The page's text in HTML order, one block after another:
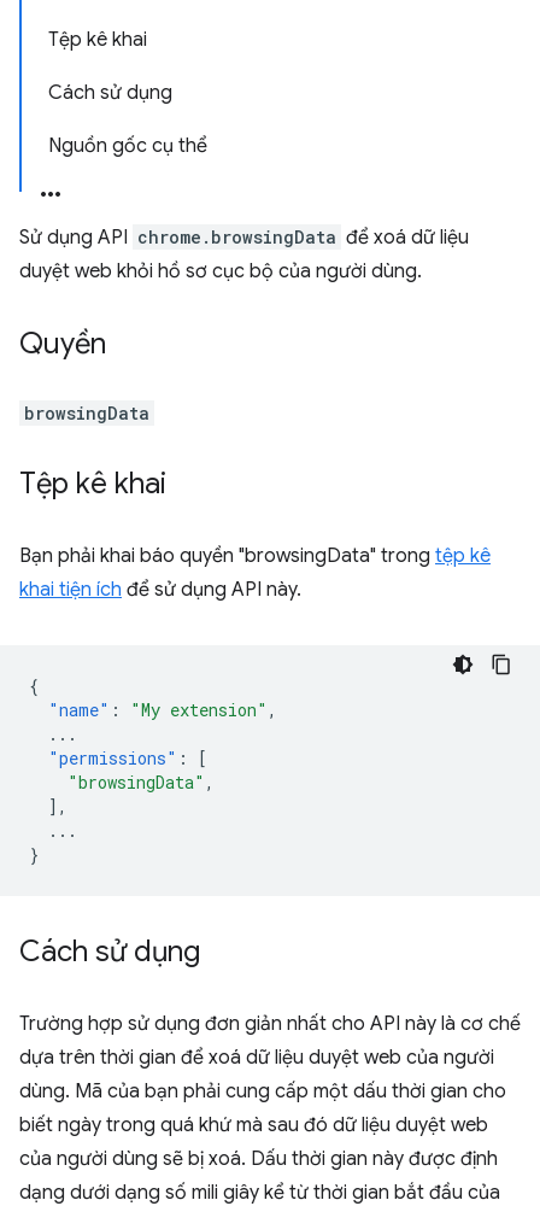
Tệp kê khai
Cách sử dụng
Nguồn gốc cụ thể
Sử dụng API chrome.browsingData để xoá dữ liệu
duyệt web khỏi hồ sơ cục bộ của người dùng.
Quyền
browsingData
Tệp kê khai
Bạn phải khai báo quyền "browsingData" trong tệp kê
khai tiện ích để sử dụng API này.
{
"name" : "My extension" ,
...
"permissions" :
[
"browsingData" ,
],
...
}
Cách sử dụng
Trường hợp sử dụng đơn giản nhất cho API này là cơ chế
dựa trên thời gian để xoá dữ liệu duyệt web của người
dùng. Mã của bạn phải cung cấp một dấu thời gian cho
biết ngày trong quá khứ mà sau đó dữ liệu duyệt web
của người dùng sẽ bị xoá. Dấu thời gian này được định
dạng dưới dạng số mili giây kể từ thời gian bắt đầu của